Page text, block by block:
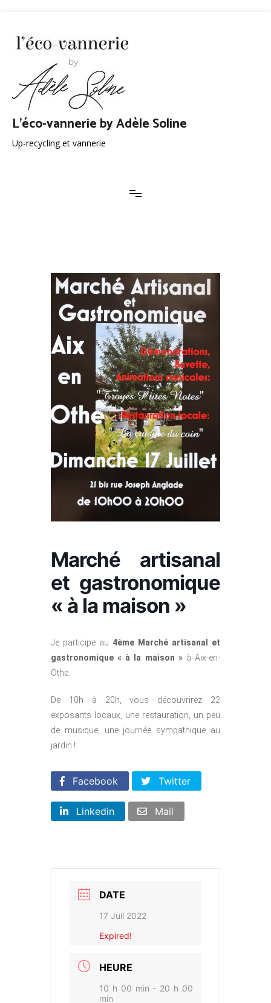
contenu
L'éco-vannerie by Adèle Soline
Up-recycling et vannerie
Marché artisanal
et gastronomique
« à la maison »
Je participe au 4ème Marché artisanal et
gastronomique « à la maison »à Aix-en-
Othe.
De 10h à 20h, vous découvrirez 22
exposants locaux, une restauration, un peu
de musique, une journée sympathique au
jardin !
Facebook Twitter
Linkedin Mail
DATE
17 Juil 2022
Expired!
HEURE
10 h 00 min - 20 h 00
min